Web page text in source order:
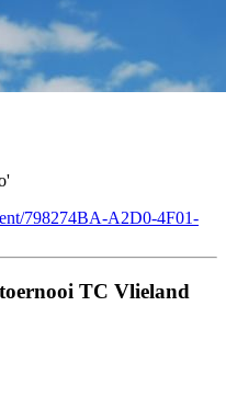
798274BA-A2D0-4F01-
TC Vlieland